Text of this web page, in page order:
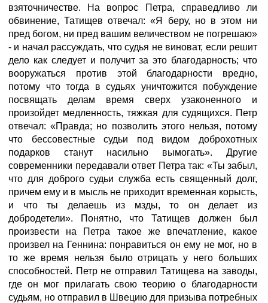
взяточничестве. На вопрос Петра, справедливо ли
обвинение, Татищев отвечал: «Я беру, но в этом ни
пред богом, ни пред вашим величеством не погрешаю»
- и начал рассуждать, что судья не виноват, если решит
дело как следует и получит за это благодарность; что
вооружаться против этой благодарности вредно,
потому что тогда в судьях уничтожится побуждение
посвящать делам время сверх узаконенного и
произойдет медленность, тяжкая для судящихся. Петр
отвечал: «Правда; но позволить этого нельзя, потому
что бессовестные судьи под видом доброхотных
подарков станут насильно вымогать». Другие
современники передавали ответ Петра так: «Ты забыл,
что для доброго судьи служба есть священный долг,
причем ему и в мысль не приходит временная корысть,
и что ты делаешь из мзды, то он делает из
добродетели». Понятно, что Татищев должен был
произвести на Петра такое же впечатление, какое
произвел на Геннина: понравиться он ему не мог, но в
то же время нельзя было отрицать у него больших
способностей. Петр не отправил Татищева на заводы,
где он мог прилагать свою теорию о благодарности
судьям, но отправил в Швецию для призыва потребных